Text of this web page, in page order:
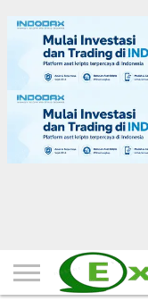
HOME
FILTER
BERITA
BIODATA
CERITA
CERPEN
EKSKLUSIF
FOTO
VIDEO
TIPS
MORE